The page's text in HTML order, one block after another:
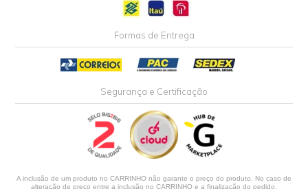
Formas de Entrega
Segurança e Certificação
A inclusão de um produto no CARRINHO não garante o preço do produto. No caso de
alteração de preço entre a inclusão no CARRINHO e a finalização do pedido,